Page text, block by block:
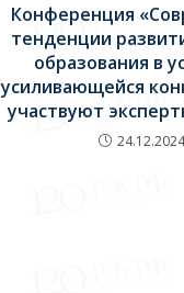
Конференция
тенденции
образования в
усиливающейся
участвуют
24.12.2024